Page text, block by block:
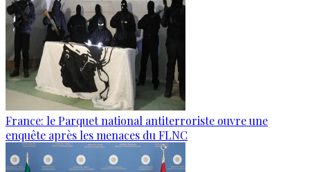
France: le Parquet national antiterroriste ouvre une
enquête après les menaces du FLNC